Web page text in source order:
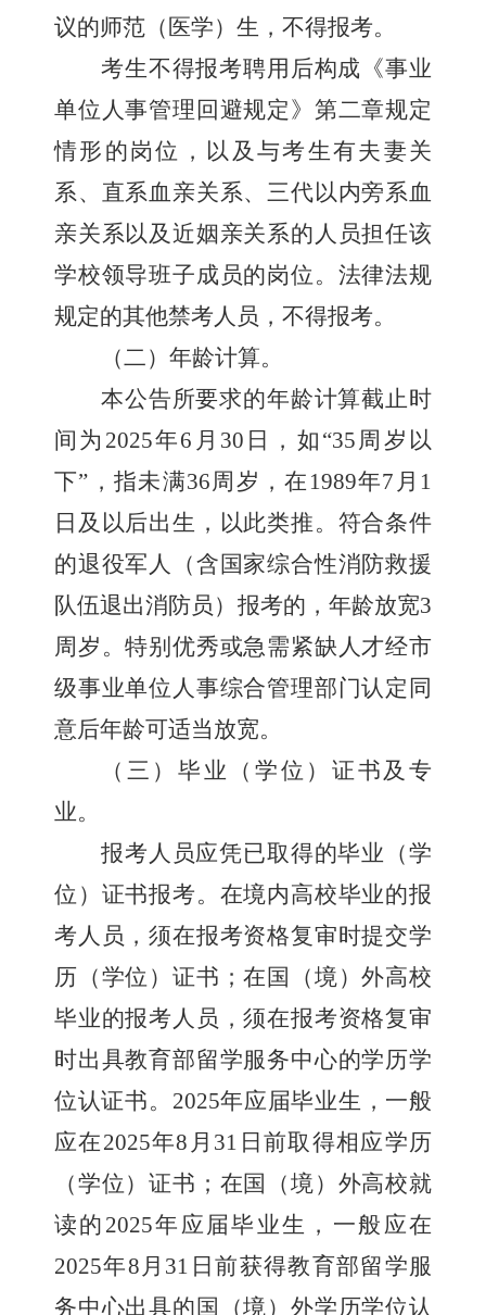
议的师范（医学）生，不得报考。
考生不得报考聘用后构成《事业
单位人事管理回避规定》第二章规定
情形的岗位，以及与考生有夫妻关
系、直系血亲关系、三代以内旁系血
亲关系以及近姻亲关系的人员担任该
学校领导班子成员的岗位。法律法规
规定的其他禁考人员，不得报考。
（二）年龄计算。
本公告所要求的年龄计算截止时
间为 2025年6 月 30 日，如 “35 周岁以
下” ，指未满36周岁，在 1989年7 月 1
日及以后出生，以此类推。符合条件
的退役军人（含国家综合性消防救援
队伍退出消防员）报考的，年龄放宽3
周岁。特别优秀或急需紧缺人才经市
级事业单位人事综合管理部门认定同
意后年龄可适当放宽。
（ 三 ）毕业（学位）证书及专
业。
报考人员应凭已取得的毕业（学
位）证书报考。在境内高校毕业的报
考人员，须在报考资格复审时提交学
历（学位）证书；在国（境）外高校
毕业的报考人员，须在报考资格复审
时出具教育部留学服务中心的学历学
位认证书。 2025年应届毕业生，一般
应在2025年8 月 31 日前取得相应学历
（学位）证书；在国（境）外高校就
读的 2025年应届毕业生，一般应在
2025年8 月 31 日前获得教育部留学服
务中心出具的国（境）外学历学位认